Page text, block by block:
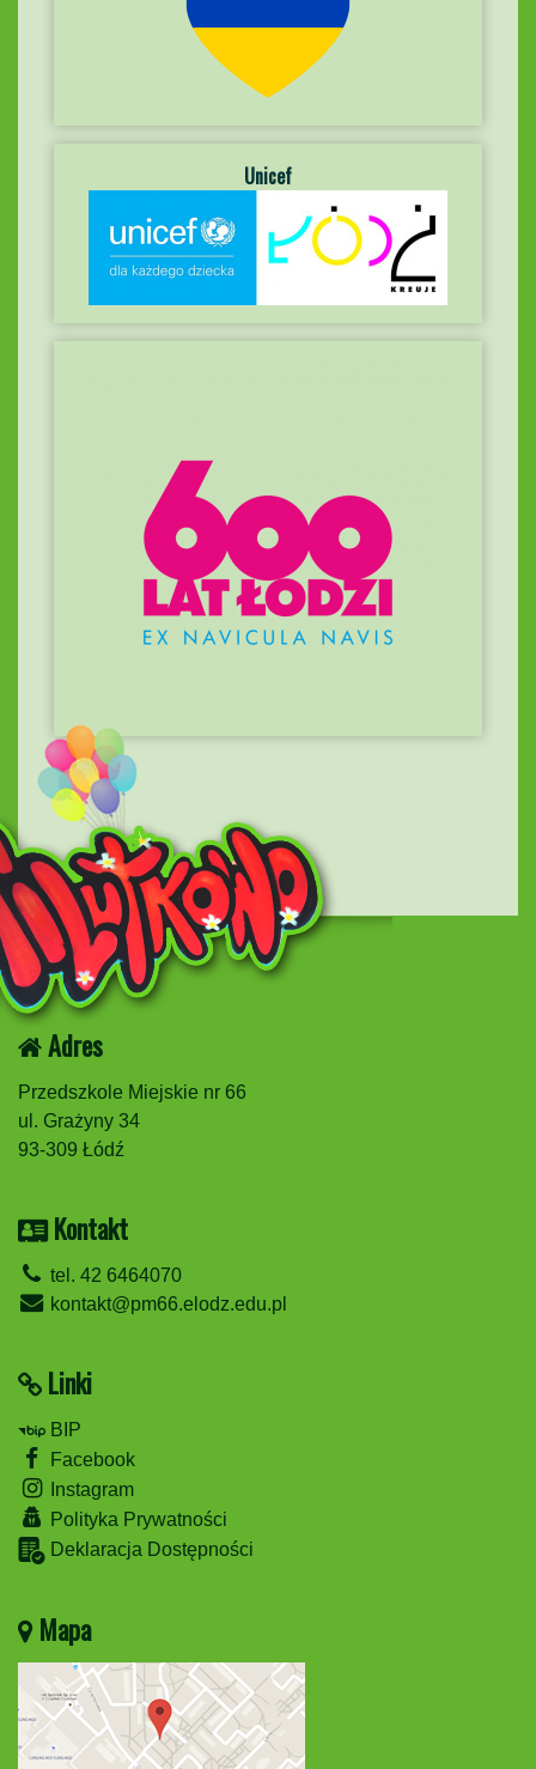
Unicef
Adres
Przedszkole Miejskie nr 66
ul. Grażyny 34
93-309 Łódź
Kontakt
tel. 42 6464070
kontakt@pm66.elodz.edu.pl
Linki
BIP
Facebook
Instagram
Polityka Prywatności
Deklaracja Dostępności
Mapa